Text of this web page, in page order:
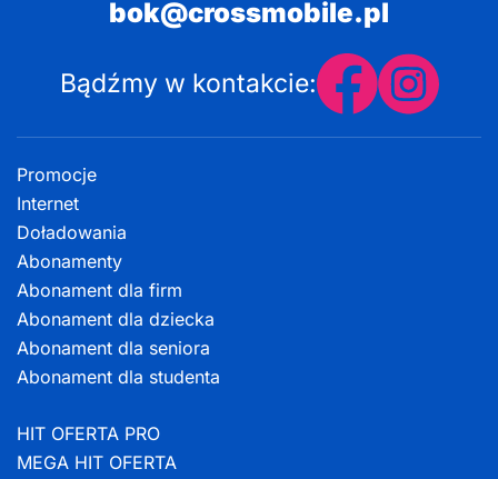
bok@crossmobile.pl
Bądźmy w kontakcie:
Promocje
Internet
Doładowania
Abonamenty
Abonament dla firm
Abonament dla dziecka
Abonament dla seniora
Abonament dla studenta
HIT OFERTA PRO
MEGA HIT OFERTA